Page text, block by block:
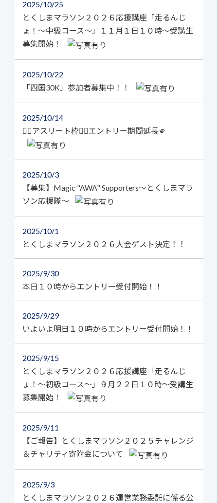
2025 10/25
とくしまマラソン２０２６応援講座「走るんじ
ょ！～中級コース～」１１月１日１０時～受講生
募集開始！
2025 10/22
「四国30K」参加者募集中！！
2025 10/14
🏃‍♀️アスリート枠🏃‍♂️エントリー期間延長🫵
2025 10/3
【募集】Magic "AWA" Supporters～とくしまマラ
ソン応援隊～
2025 10/1
とくしまマラソン２０２６大会ゲスト決定！！
2025 9/30
本日１０時からエントリー受付開始！！
2025 9/29
いよいよ明日１０時からエントリー受付開始！！
2025 9/15
とくしまマラソン２０２６応援講座「走るんじ
ょ！～初級コース～」９月２２日１０時～受講生
募集開始！
2025 9/11
【ご報告】とくしまマラソン２０２５チャレンジ
＆チャリティ寄附金について
2025 9/3
とくしまマラソン２０２６運営業務委託に係る公